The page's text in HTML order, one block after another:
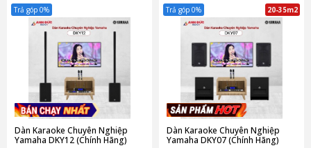
Trả góp 0%
Dàn Karaoke Chuyên Nghiệp
Yamaha DKY12 (Chính Hãng)
Trả góp 0% 20-35m2
Dàn Karaoke Chuyên Nghiệp
Yamaha DKY07 (Chính Hãng)